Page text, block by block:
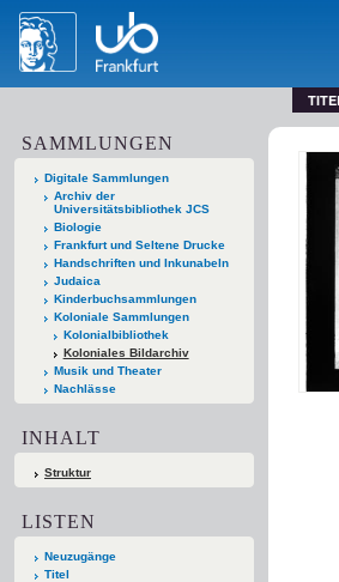
SAMMLUNGEN
Digitale Sammlungen
Archiv der
Universitätsbibliothek JCS
Biologie
Frankfurt und Seltene Drucke
Handschriften und Inkunabeln
Judaica
Kinderbuchsammlungen
Koloniale Sammlungen
Kolonialbibliothek
Koloniales Bildarchiv
Musik und Theater
Nachlässe
INHALT
Struktur
LISTEN
Neuzugänge
Titel